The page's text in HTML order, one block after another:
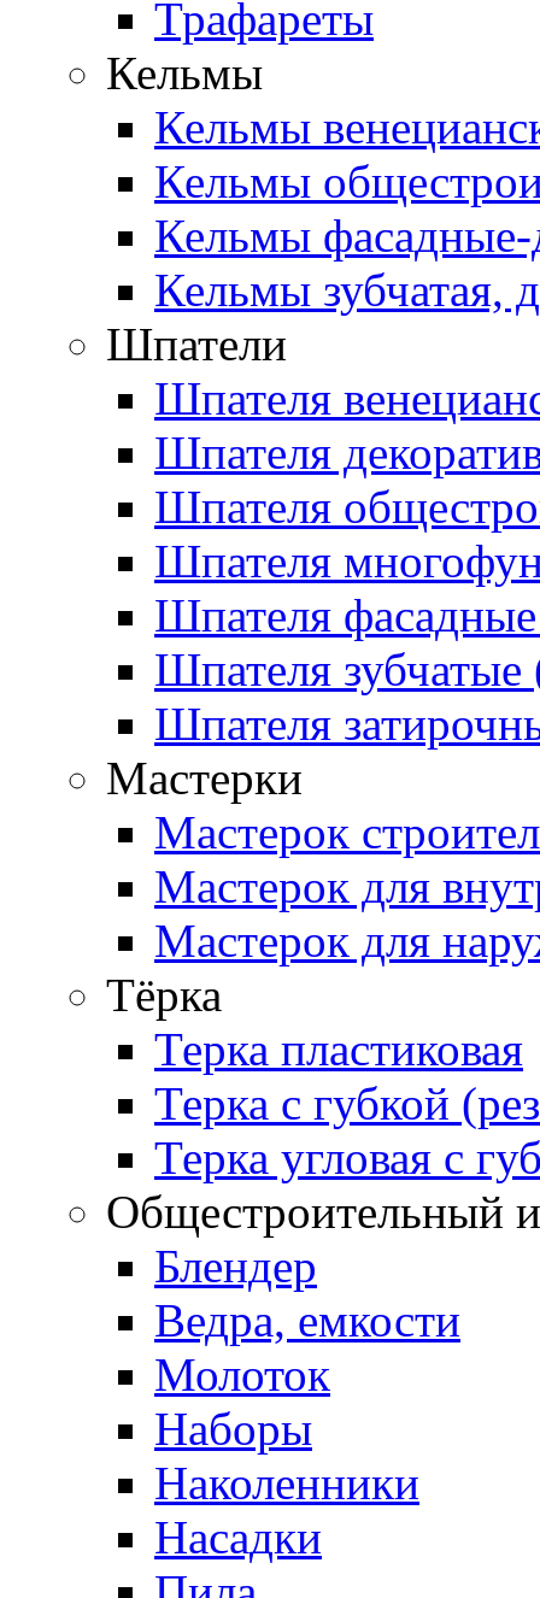
Трафареты
Кельмы
Кельмы
Кельмы
Кельмы
Кельмы зубчатая,
Шпатели
Шпателя
Шпателя
Шпателя
Шпателя
Шпателя
Шпателя зубчатые
Шпателя
Мастерки
Мастерок
Мастерок для
Мастерок для
Тёрка
Терка пластиковая
Терка с губкой
Терка угловая с
Общестроительный
Блендер
Ведра, емкости
Молоток
Наборы
Наколенники
Насадки